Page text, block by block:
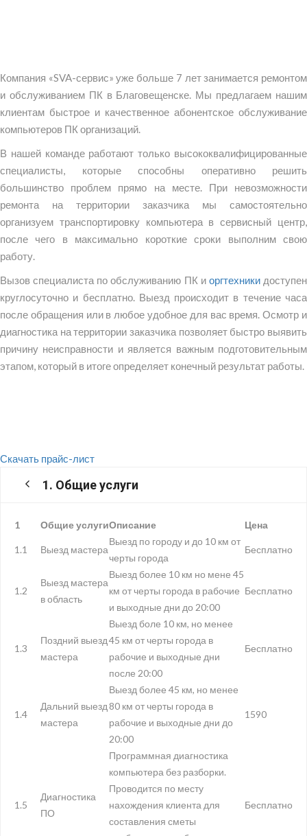
Компания «SVA-сервис» уже больше 7 лет занимается ремонтом
и обслуживанием ПК в Благовещенске. Мы предлагаем нашим
клиентам быстрое и качественное абонентское обслуживание
компьютеров ПК организаций.
В нашей команде работают только высококвалифицированные
специалисты, которые способны оперативно решить
большинство проблем прямо на месте. При невозможности
ремонта на территории заказчика мы самостоятельно
организуем транспортировку компьютера в сервисный центр,
после чего в максимально короткие сроки выполним свою
работу.
Вызов специалиста по обслуживанию ПК и оргтехникидоступен
круглосуточно и бесплатно. Выезд происходит в течение часа
после обращения или в любое удобное для вас время. Осмотр и
диагностика на территории заказчика позволяет быстро выявить
причину неисправности и является важным подготовительным
этапом, который в итоге определяет конечный результат работы.
Скачать прайс-лист
1. Общие услуги
1 Общие услугиОписание Цена
1.1 Выезд мастера
Выезд по городу и до 10 км от
черты города
Бесплатно
1.2
Выезд мастера
в область
Выезд более 10 км но мене 45
км от черты города в рабочие
и выходные дни до 20:00
Бесплатно
1.3
Поздний выезд
мастера
Выезд боле 10 км, но менее
45 км от черты города в
рабочие и выходные дни
после 20:00
Бесплатно
1.4
Дальний выезд
мастера
Выезд более 45 км, но менее
80 км от черты города в
рабочие и выходные дни до
20:00
1590
1.5
Диагностика
ПО
Программная диагностика
компьютера без разборки.
Проводится по месту
нахождения клиента для
составления сметы
Бесплатно